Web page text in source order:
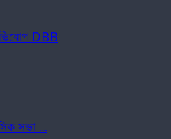
DBB
সভা ...